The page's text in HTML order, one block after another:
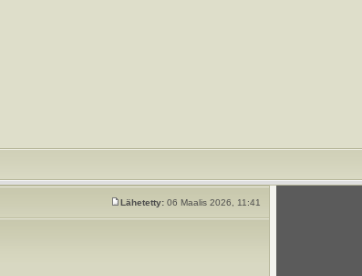
Lähetetty: 06 Maalis 2026, 11:41